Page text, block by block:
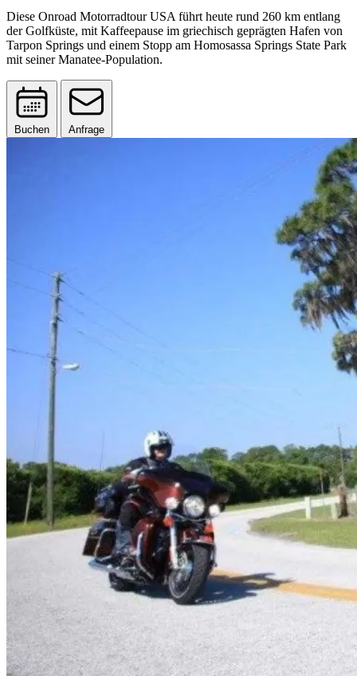
Diese Onroad Motorradtour USA führt heute rund 260 km entlang
der Golfküste, mit Kaffeepause im griechisch geprägten Hafen von
Tarpon Springs und einem Stopp am Homosassa Springs State Park
mit seiner Manatee-Population.
Buchen Anfrage